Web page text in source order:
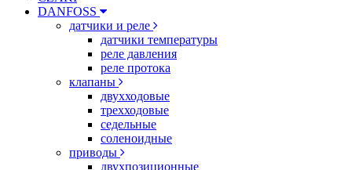
DANFOSS
датчики и реле
датчики температуры
реле давления
реле протока
клапаны
двухходовые
трехходовые
седельные
соленоидные
приводы
двухпозиционные